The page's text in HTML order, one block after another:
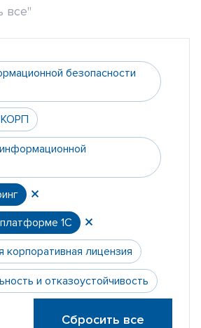
все"
безопасности
КОРП
1С
корпоративная лицензия
и отказоустойчивость
Сбросить все